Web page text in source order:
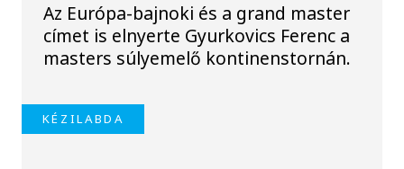
Az Európa-bajnoki és a grand master
címet is elnyerte Gyurkovics Ferenc a
masters súlyemelő kontinenstornán.
KÉZILABDA